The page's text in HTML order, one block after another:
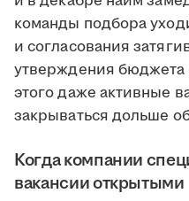
команды подбора
и согласования
утверждения
этого даже активные
закрываться дольше
Когда компании
вакансии открытыми